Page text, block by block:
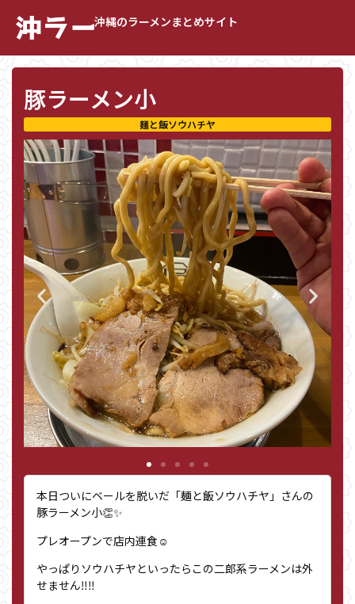
沖縄のラーメンまとめサイト
豚ラーメン小
麺と飯ソウハチヤ
本日ついにベールを脱いだ「麺と飯ソウハチヤ」さんの
豚ラーメン小👏✨
プレオープンで店内連食☺️
やっぱりソウハチヤといったらこの二郎系ラーメンは外
せません‼︎‼︎